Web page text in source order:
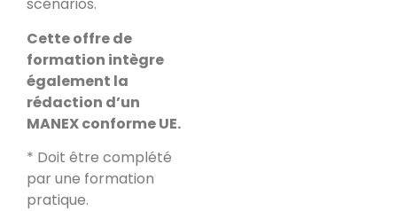
scénarios.
Cette offre de
formation intègre
également la
rédaction d’un
MANEX conforme UE.
* Doit être complété
par une formation
pratique.